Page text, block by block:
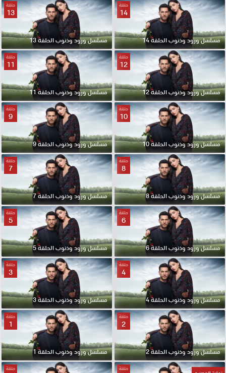
حلقة
14
مسلسل ورود وذنوب الحلقة 14
حلقة
13
مسلسل ورود وذنوب الحلقة 13
حلقة
12
مسلسل ورود وذنوب الحلقة 12
حلقة
11
مسلسل ورود وذنوب الحلقة 11
حلقة
10
مسلسل ورود وذنوب الحلقة 10
حلقة
9
مسلسل ورود وذنوب الحلقة 9
حلقة
8
مسلسل ورود وذنوب الحلقة 8
حلقة
7
مسلسل ورود وذنوب الحلقة 7
حلقة
6
مسلسل ورود وذنوب الحلقة 6
حلقة
5
مسلسل ورود وذنوب الحلقة 5
حلقة
4
مسلسل ورود وذنوب الحلقة 4
حلقة
3
مسلسل ورود وذنوب الحلقة 3
حلقة
2
مسلسل ورود وذنوب الحلقة 2
حلقة
1
مسلسل ورود وذنوب الحلقة 1
حلقة حلقة